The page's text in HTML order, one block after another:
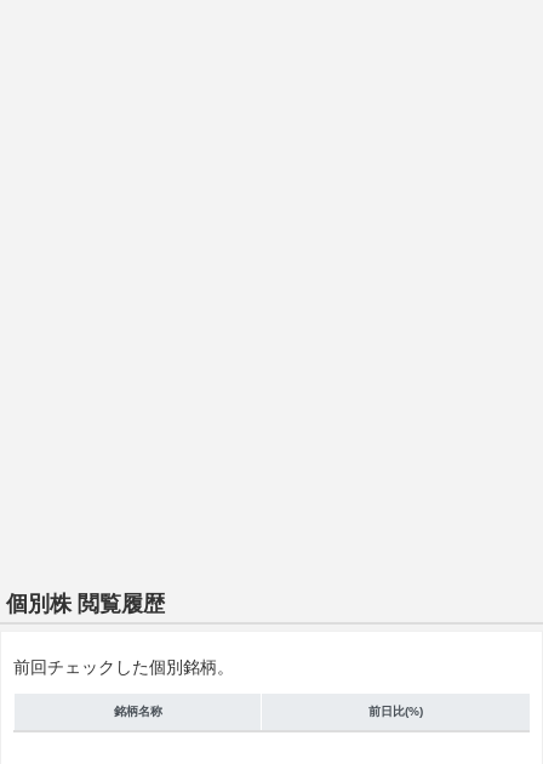
個別株 閲覧履歴
前回チェックした個別銘柄。
銘柄名称 前日比(%)